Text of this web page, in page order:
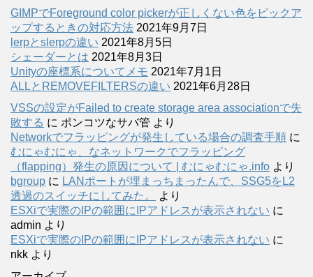
GIMPでForeground color pickerが正しくない色をピックア
ップするときの対応方法 2021年9月7日
lerpとslerpの違い 2021年8月5日
シェーダーとは 2021年8月3日
Unityの座標系についてメモ 2021年7月1日
ALLとREMOVEFILTERSの違い 2021年6月28日
VSSの設定がFailed to create storage area associationで失
敗する に ポンコツなサバ管 より
Networkでフラッピングが発生している場合の調査手順 に
むにゃむにゃ、なネットワークでフラッピング
（flapping）発生の原因について | むにゃむにゃ.info より
bgroup に LANポートが埋まっちまったんで、SSG5をL2
透過のスイッチにしてみた。
より
ESXiで実際のIPの範囲にIPアドレスが表示されない に
admin より
ESXiで実際のIPの範囲にIPアドレスが表示されない に
nkk より